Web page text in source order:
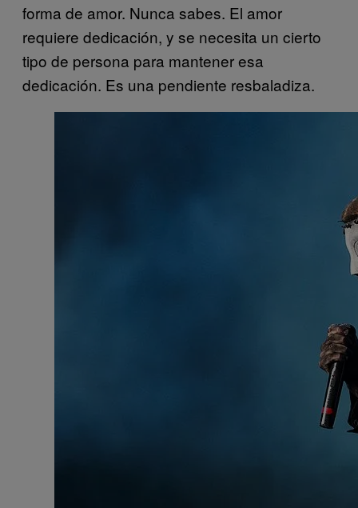
forma de amor. Nunca sabes. El amor
requiere dedicación, y se necesita un cierto
tipo de persona para mantener esa
dedicación. Es una pendiente resbaladiza.